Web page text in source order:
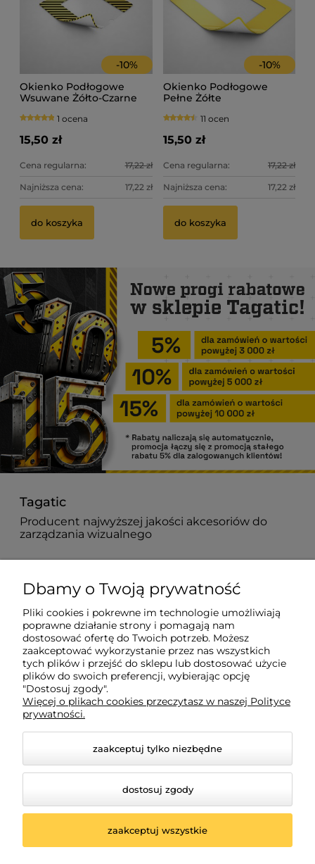
-10%
Okienko Podłogowe
Wsuwane Żółto-Czarne
1 ocena
15,50 zł
Cena regularna: 17,22 zł
Najniższa cena: 17,22 zł
do koszyka
-10%
Okienko Podłogowe
Pełne Żółte
11 ocen
15,50 zł
Cena regularna: 17,22 zł
Najniższa cena: 17,22 zł
do koszyka
Tagatic
Producent najwyższej jakości akcesoriów do
zarządzania wizualnego
882 627 363
biuro@tagatic.com
Oznakowanie magazynów i hal produkcyjnych
Dodatkowe informacje
Moje konto
© 2026 shop.tagatic.com. Wszelkie prawa zastrzeżone.
Dbamy o Twoją prywatność
Pliki cookies i pokrewne im technologie umożliwiają
poprawne działanie strony i pomagają nam
dostosować ofertę do Twoich potrzeb. Możesz
zaakceptować wykorzystanie przez nas wszystkich
tych plików i przejść do sklepu lub dostosować użycie
plików do swoich preferencji, wybierając opcję
"Dostosuj zgody".
Więcej o plikach cookies przeczytasz w naszej Polityce
prywatności.
zaakceptuj tylko niezbędne
dostosuj zgody
zaakceptuj wszystkie